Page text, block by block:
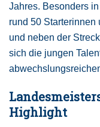
Jahres. Besonders
rund 50 Starterinnen
und neben der
sich die jungen
Highlight